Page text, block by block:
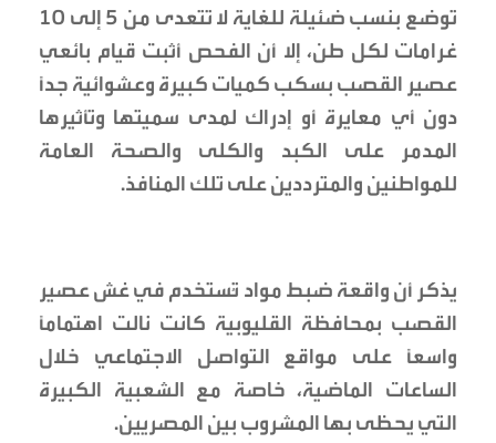
توضع بنسب ضئيلة للغاية لا تتعدى من 5 إلى 10
غرامات لكل طن، إلا أن الفحص أثبت قيام بائعي
عصير القصب بسكب كميات كبيرة وعشوائية جداً
دون أي معايرة أو إدراك لمدى سميتها وتأثيرها
المدمر على الكبد والكلى والصحة العامة
للمواطنين والمترددين على تلك المنافذ.
يذكر أن واقعة ضبط مواد تُستخدم في غش عصير
القصب بمحافظة القليوبية كانت نالت اهتماماً
واسعاً على مواقع التواصل الاجتماعي خلال
الساعات الماضية، خاصة مع الشعبية الكبيرة
التي يحظى بها المشروب بين المصريين.